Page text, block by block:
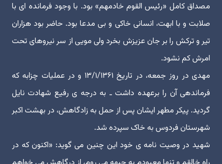
مصداق کامل «رئیس القوم خادمهم» بود. با وجود فرمانده ای با
صلابت و با ابهت، انسانی خاکی و بی مدعا بود. حاضر بود هزاران
تیر و ترکش را بر جان عزیزش بخرد ولی مویی از سر نیروهای تحت
امرش کم نشود.
مهدی در روز جمعه، در تاریخ ۱۳/۱/۱۳۶۱ و در عملیات چزابه که
فرماندهی آن را برعهده داشت ـ به درجه ی رفیع شهادت نایل
گردید. پیکر مطهر ایشان پس از حمل به زادگاهش، در بهشت اکبر
شهرستان فردوس به خاک سپرده شد.
شهید در وصیت نامه ی خود این چنین می گوید: «اکنون که در